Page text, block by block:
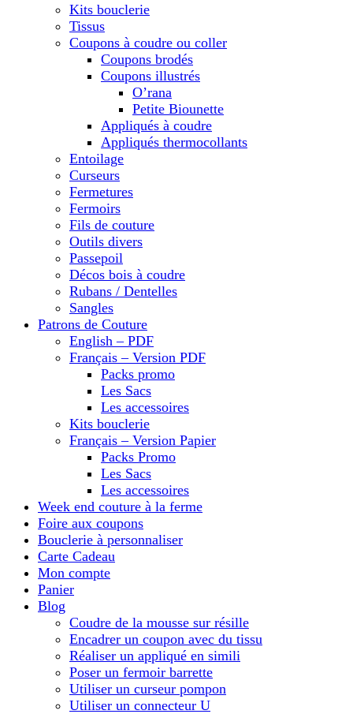
Kits bouclerie
Tissus
Coupons à coudre ou coller
Coupons brodés
Coupons illustrés
O’rana
Petite Biounette
Appliqués à coudre
Appliqués thermocollants
Entoilage
Curseurs
Fermetures
Fermoirs
Fils de couture
Outils divers
Passepoil
Décos bois à coudre
Rubans / Dentelles
Sangles
Patrons de Couture
English – PDF
Français – Version PDF
Packs promo
Les Sacs
Les accessoires
Kits bouclerie
Français – Version Papier
Packs Promo
Les Sacs
Les accessoires
Week end couture à la ferme
Foire aux coupons
Bouclerie à personnaliser
Carte Cadeau
Mon compte
Panier
Blog
Coudre de la mousse sur résille
Encadrer un coupon avec du tissu
Réaliser un appliqué en simili
Poser un fermoir barrette
Utiliser un curseur pompon
Utiliser un connecteur U